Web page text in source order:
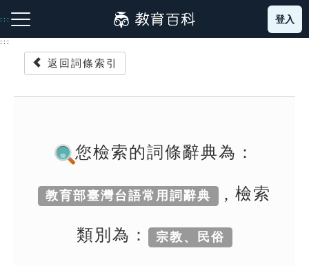
到
主
:::
生字詞彙表
登入
:::
返回詞條索引
您檢索的詞條辭典為：
教育部臺灣台語常用詞辭典 , 檢索
類別為： 宗教、民俗